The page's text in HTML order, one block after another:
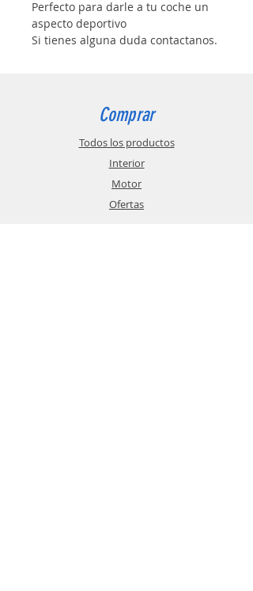
Perfecto para darle a tu coche un
aspecto deportivo
Si tienes alguna duda contactanos.
Comprar
Todos los productos
Interior
Motor
Ofertas